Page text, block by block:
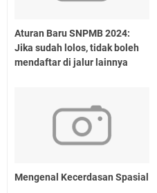
Aturan Baru SNPMB 2024:
Jika sudah lolos, tidak boleh
mendaftar di jalur lainnya
Mengenal Kecerdasan Spasial